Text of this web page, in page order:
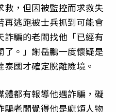
救，但因被監控而求救失
再逃跑被士兵抓到可能會
騙的老闆找他「已經有
了。」謝岳鵬一度懷疑是
國才確定脫離險境。
體都有報導他遇詐騙，礙
老闆覺得他是麻煩人物